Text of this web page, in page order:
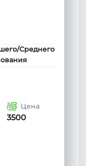
Среднего
Цена
3500